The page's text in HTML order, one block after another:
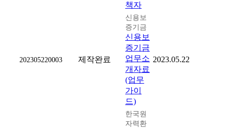
책자
202305220003 제작완료
신용보
증기금
신용보
증기금
업무소
개자료
(업무
가이
드)
2023.05.22
한국원
자력환